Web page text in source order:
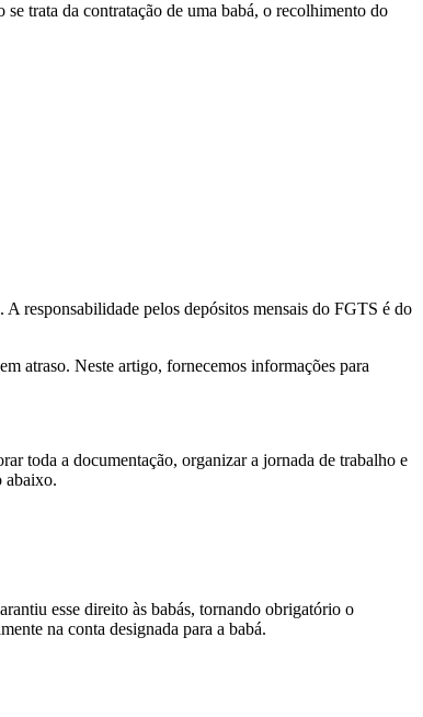
trata da contratação de uma babá, o recolhimento do
responsabilidade pelos depósitos mensais do FGTS é do
atraso. Neste artigo, fornecemos informações para
toda a documentação, organizar a jornada de trabalho e
abaixo.
esse direito às babás, tornando obrigatório o
na conta designada para a babá.